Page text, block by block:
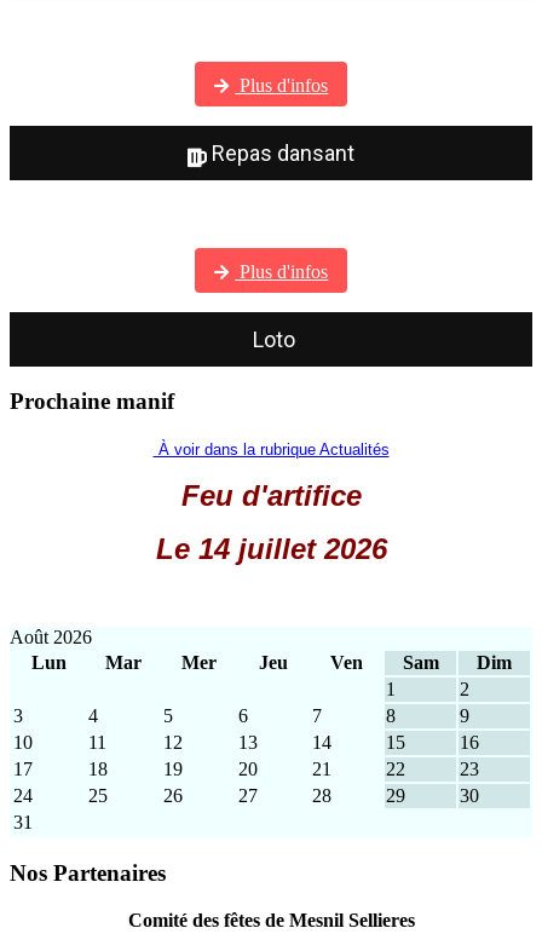
Plus d'infos
Repas dansant
Plus d'infos
Loto
Prochaine manif
À voir dans la rubrique Actualités
Feu d'artifice
Le 14 juillet 2026
Août 2026
Lun
Mar Mer Jeu Ven Sam
Dim
1
2
3
4 5 6 7 8
9
10
11 12 13 14 15
16
17
18 19 20 21 22
23
24
25 26 27 28 29
30
31
Nos Partenaires
Comité des fêtes de Mesnil Sellieres